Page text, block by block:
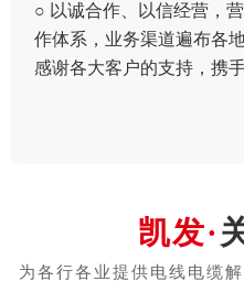
○ 以诚合作、以信经营，
作体系，业务渠道遍布各
感谢各大客户的支持，携手